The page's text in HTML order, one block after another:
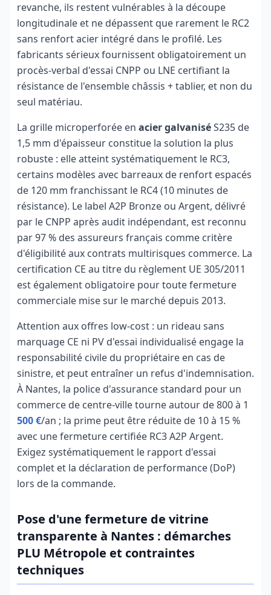
revanche, ils restent vulnérables à la découpe
longitudinale et ne dépassent que rarement le RC2
sans renfort acier intégré dans le profilé. Les
fabricants sérieux fournissent obligatoirement un
procès-verbal d'essai CNPP ou LNE certifiant la
résistance de l'ensemble châssis + tablier, et non du
seul matériau.
La grille microperforée en acier galvaniséS235 de
1,5 mm d'épaisseur constitue la solution la plus
robuste : elle atteint systématiquement le RC3,
certains modèles avec barreaux de renfort espacés
de 120 mm franchissant le RC4 (10 minutes de
résistance). Le label A2P Bronze ou Argent, délivré
par le CNPP après audit indépendant, est reconnu
par 97 % des assureurs français comme critère
d'éligibilité aux contrats multirisques commerce. La
certification CE au titre du règlement UE 305/2011
est également obligatoire pour toute fermeture
commerciale mise sur le marché depuis 2013.
Attention aux offres low-cost : un rideau sans
marquage CE ni PV d'essai individualisé engage la
responsabilité civile du propriétaire en cas de
sinistre, et peut entraîner un refus d'indemnisation.
À Nantes, la police d'assurance standard pour un
commerce de centre-ville tourne autour de 800 à 1
500 €/an ; la prime peut être réduite de 10 à 15 %
avec une fermeture certifiée RC3 A2P Argent.
Exigez systématiquement le rapport d'essai
complet et la déclaration de performance (DoP)
lors de la commande.
Pose d'une fermeture de vitrine
transparente à Nantes : démarches
PLU Métropole et contraintes
techniques